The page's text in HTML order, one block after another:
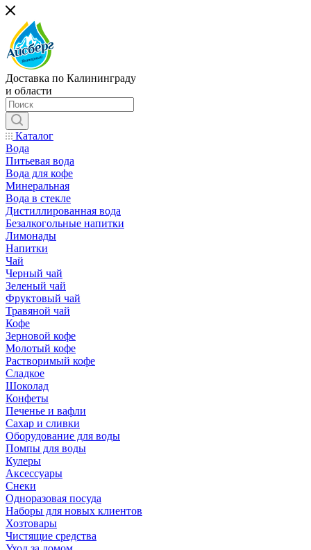
Доставка по Калининграду
и области
Каталог
Вода
Питьевая вода
Вода для кофе
Минеральная
Вода в стекле
Дистиллированная вода
Безалкогольные напитки
Лимонады
Напитки
Чай
Черный чай
Зеленый чай
Фруктовый чай
Травяной чай
Кофе
Зерновой кофе
Молотый кофе
Растворимый кофе
Сладкое
Шоколад
Конфеты
Печенье и вафли
Сахар и сливки
Оборудование для воды
Помпы для воды
Кулеры
Аксессуары
Снеки
Одноразовая посуда
Наборы для новых клиентов
Хозтовары
Чистящие средства